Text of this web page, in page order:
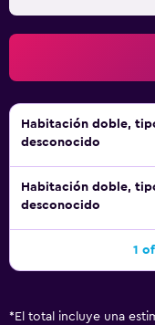
Habitación doble,
desconocido
Habitación doble,
desconocido
1
* El total incluye una